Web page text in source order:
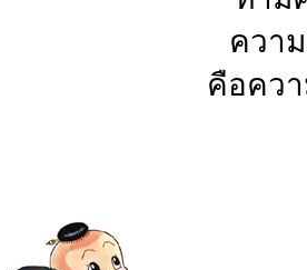
ควา
คือคว